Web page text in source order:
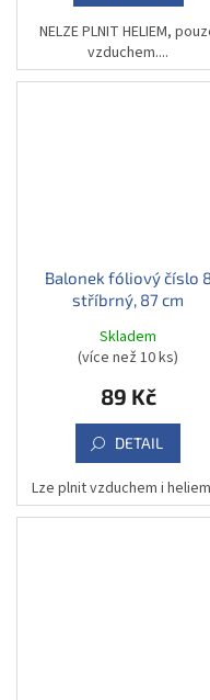
NELZE PLNIT HELIEM,
vzduchem....
Balonek fóliový číslo 8
stříbrný, 87 cm
Skladem
(více než 10 ks)
89 Kč
DETAIL
Lze plnit vzduchem i